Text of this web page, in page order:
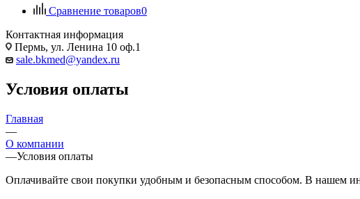
Сравнение товаров0
Контактная информация
Пермь, ул. Ленина 10 оф.1
sale.bkmed@yandex.ru
Условия оплаты
Главная
—
О компании
—Условия оплаты
Оплачивайте свои покупки удобным и безопасным способом. В нашем